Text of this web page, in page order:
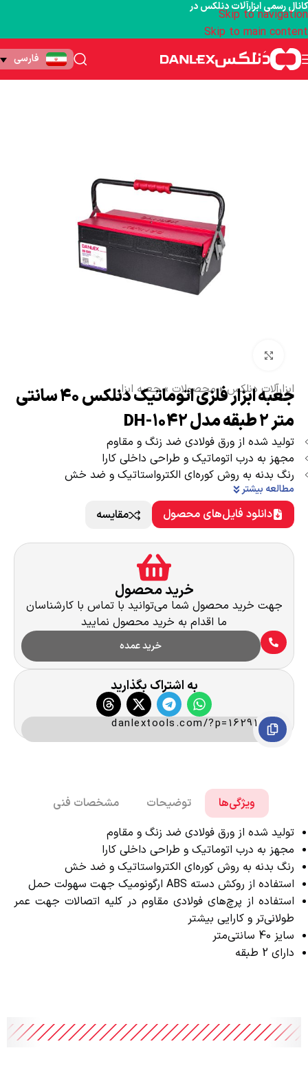
Skip to navigation
Skip to main content
کانال رسمی ابزارآلات دنلکس در
فارسی
ابزارآلات دنلکس»محصولات»جعبه ابزار
جعبه ابزار فلزی اتوماتیک دنلکس 40 سانتی
متر 2 طبقه مدل DH-1042
تولید شده از ورق فولادی ضد زنگ و مقاوم
مجهز به درب اتوماتیک و طراحی داخلی کارا
رنگ بدنه به روش کوره‌ای الکترو‌استاتیک و ضد خش
مطالعه بیشتر
دانلود فایل‌های محصول مقایسه
خرید محصول
جهت خرید محصول شما می‌توانید با تماس با کارشناسان
ما اقدام به خرید محصول نمایید
خرید عمده
به اشتراک بگذارید
danlextools.com/?p=16291
ویژگی‌ها توضیحات
مشخصات فنی
تولید شده از ورق فولادی ضد زنگ و مقاوم
مجهز به درب اتوماتیک و طراحی داخلی کارا
رنگ بدنه به روش کوره‌ای الکترو‌استاتیک و ضد خش
استفاده از روکش دسته ABS ارگونومیک جهت سهولت حمل
استفاده از پرچ‌های فولادی مقاوم در کلیه اتصالات جهت عمر
طولانی‌تر و کارایی بیشتر
سایز 40 سانتی‌متر
دارای 2 طبقه